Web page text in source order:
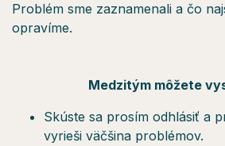
Problém sme zaznamenali a čo
opravíme.
Medzitým môžete
Skúste sa prosím odhlásiť a
vyrieši väčšina problémov.